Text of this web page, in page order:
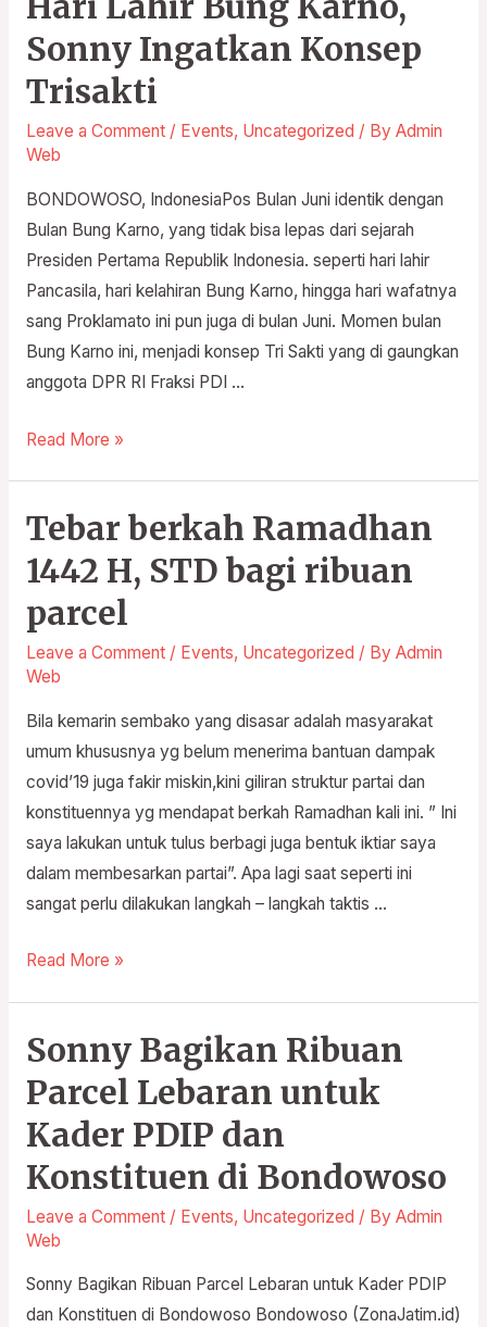
Sonny Ingatkan Konsep
Trisakti
Leave a Comment / Events, Uncategorized / By Admin
Web
BONDOWOSO, IndonesiaPos Bulan Juni identik dengan
Bulan Bung Karno, yang tidak bisa lepas dari sejarah
Presiden Pertama Republik Indonesia. seperti hari lahir
Pancasila, hari kelahiran Bung Karno, hingga hari wafatnya
sang Proklamato ini pun juga di bulan Juni. Momen bulan
Bung Karno ini, menjadi konsep Tri Sakti yang di gaungkan
anggota DPR RI Fraksi PDI …
Read More »
Tebar berkah Ramadhan
1442 H, STD bagi ribuan
parcel
Leave a Comment / Events, Uncategorized / By Admin
Web
Bila kemarin sembako yang disasar adalah masyarakat
umum khususnya yg belum menerima bantuan dampak
covid’19 juga fakir miskin,kini giliran struktur partai dan
konstituennya yg mendapat berkah Ramadhan kali ini. ” Ini
saya lakukan untuk tulus berbagi juga bentuk iktiar saya
dalam membesarkan partai”. Apa lagi saat seperti ini
sangat perlu dilakukan langkah – langkah taktis …
Tebar
Ramadhan
1442
H,
STD
ribuan
parcel
Read More »
Sonny Bagikan Ribuan
Parcel Lebaran untuk
Kader PDIP dan
Konstituen di Bondowoso
Leave a Comment / Events, Uncategorized / By Admin
Web
Sonny Bagikan Ribuan Parcel Lebaran untuk Kader PDIP
dan Konstituen di Bondowoso Bondowoso (ZonaJatim.id)
Sonny
Ribuan
Parcel
Lebaran
untuk
Kader
dan
Konstituen